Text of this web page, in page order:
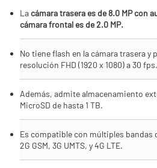
La cámara trasera es de 8.0 MP con
cámara frontal es de 2.0 MP.
No tiene flash en la cámara trasera y
resolución FHD (1920 x 1080) a 30 fps.
Además, admite almacenamiento
MicroSD de hasta 1 TB.
Es compatible con múltiples
2G GSM, 3G UMTS, y 4G LTE.